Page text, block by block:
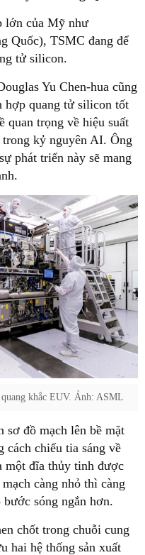
lớn của Mỹ như
Quốc), TSMC đang để
tử silicon.
Yu Chen-hua cũng
hợp quang tử silicon tốt
quan trọng về hiệu suất
kỷ nguyên AI. Ông
phát triển này sẽ mang
khắc EUV. Ảnh: ASML
sơ đồ mạch lên bề mặt
cách chiếu tia sáng về
một đĩa thủy tinh được
càng nhỏ thì càng
sóng ngắn hơn.
chốt trong chuỗi cung
hai hệ thống sản xuất